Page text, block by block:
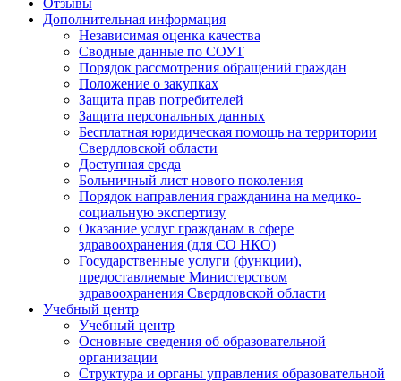
Отзывы
Дополнительная информация
Независимая оценка качества
Сводные данные по СОУТ
Порядок рассмотрения обращений граждан
Положение о закупках
Защита прав потребителей
Защита персональных данных
Бесплатная юридическая помощь на территории
Свердловской области
Доступная среда
Больничный лист нового поколения
Порядок направления гражданина на медико-
социальную экспертизу
Оказание услуг гражданам в сфере
здравоохранения (для СО НКО)
Государственные услуги (функции),
предоставляемые Министерством
здравоохранения Свердловской области
Учебный центр
Учебный центр
Основные сведения об образовательной
организации
Структура и органы управления образовательной